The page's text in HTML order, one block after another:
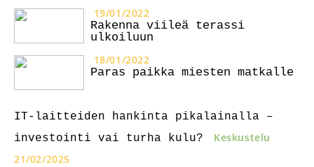
19/01/2022
Rakenna viileä terassi
ulkoiluun
18/01/2022
Paras paikka miesten matkalle
IT-laitteiden hankinta pikalainalla –
investointi vai turha kulu?
Keskustelu
21/02/2025